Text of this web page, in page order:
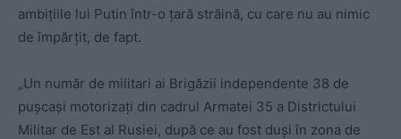
ambițiile lui Putin într-o țară străină, cu care nu au nimic
de împărțit, de fapt.
„Un număr de militari ai Brigăzii independente 38 de
pușcași motorizați din cadrul Armatei 35 a Districtului
Militar de Est al Rusiei, după ce au fost duși în zona de